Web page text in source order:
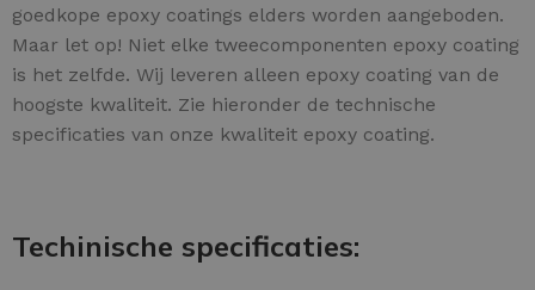
goedkope epoxy coatings elders worden aangeboden.
Maar let op! Niet elke tweecomponenten epoxy coating
is het zelfde. Wij leveren alleen epoxy coating van de
hoogste kwaliteit. Zie hieronder de technische
specificaties van onze kwaliteit epoxy coating.
Techinische specificaties: